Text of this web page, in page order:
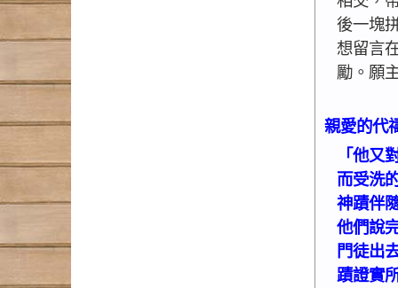
後一塊
想留言
勵。願
親愛的代
「他
而受洗
神蹟伴
他們說
門徒出
蹟證實